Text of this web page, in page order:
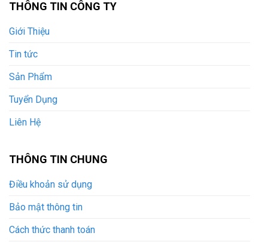
THÔNG TIN CÔNG TY
Giới Thiệu
Tin tức
Sản Phẩm
Tuyển Dụng
Liên Hệ
THÔNG TIN CHUNG
Điều khoản sử dụng
Bảo mật thông tin
Cách thức thanh toán